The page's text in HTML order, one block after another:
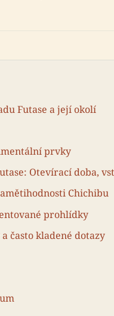
Futase a její okolí
prvky
Otevírací doba,
Chichibu
prohlídky
často kladené dotazy